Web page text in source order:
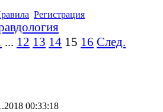
Регистрация
... 12 13 14 15 16 След.
00:33:18